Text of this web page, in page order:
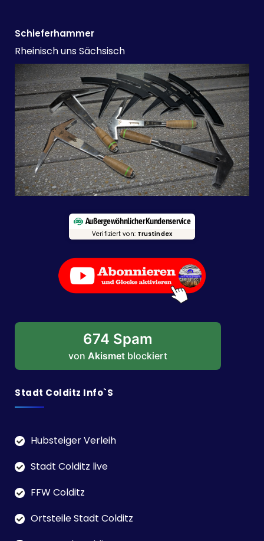
Schieferhammer
Rheinisch uns Sächsisch
Außergewöhnlicher Kundenservice
Verifiziert von: Trustindex
674 Spam
von Akismet blockiert
Stadt Colditz Info`s
Hubsteiger Verleih
Stadt Colditz live
FFW Colditz
Ortsteile Stadt Colditz